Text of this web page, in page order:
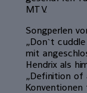
MTV.
Songperlen
„Don`t
mit
Hendrix als
„Definition of